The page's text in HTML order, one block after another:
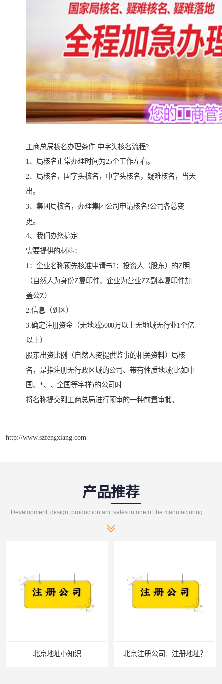
工商总局核名办理条件 中字头核名流程?
1、局核名正常办理时间为25个工作左右。
2、局核名，国字头核名，中字头核名，疑难核名，当天
出。
3、集团局核名，办理集团公司申请核名!公司各总变
更。
4、我们办您搞定
需要提供的材料：
1：企业名称预先核准申请书2：投资人（股东）的Z明
（自然人为身份Z复印件、企业为营业ZZ副本复印件加
盖公Z）
2.信息（到区）
3.确定注册资金（无地域5000万以上无地域无行业1个亿
以上）
股东出资比例（自然人资提供监事的相关资料）局核
名，是指注册无行政区域的公司、带有性质地域(比如中
国、*、、全国等字样)的公司时
将名称提交到工商总局进行预审的一种前置审批。
http://www.szfengxiang.com
产品推荐
北京地址小知识 北京注册公司，注册地址？